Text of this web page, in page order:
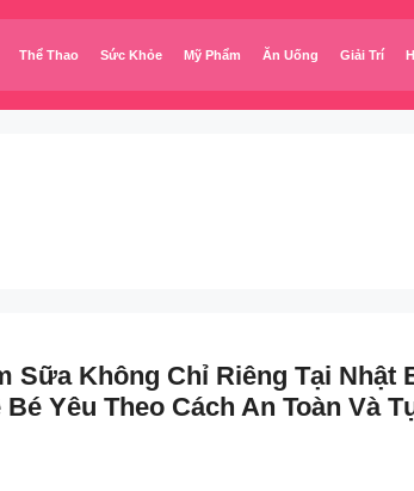
Thể Thao Sức Khỏe Mỹ Phẩm Ăn Uống Giải Trí
Không Chỉ Riêng Tại Nhật
Yêu Theo Cách An Toàn Và